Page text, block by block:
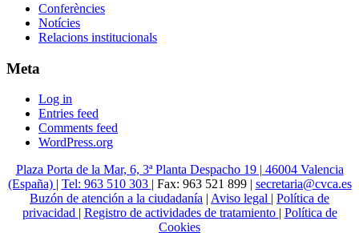
Conferències
Notícies
Relacions institucionals
Meta
Log in
Entries feed
Comments feed
WordPress.org
Plaza Porta de la Mar, 6, 3ª Planta Despacho 19 | 46004 Valencia
(España) | Tel: 963 510 303 | Fax: 963 521 899 | secretaria@cvca.es
Buzón de atención a la ciudadanía | Aviso legal | Política de
privacidad | Registro de actividades de tratamiento | Política de
Cookies